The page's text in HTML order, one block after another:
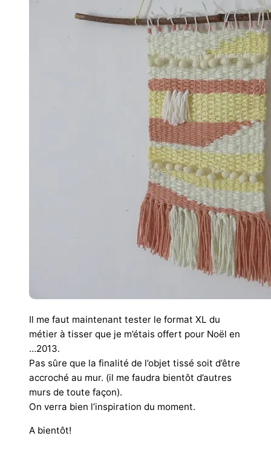
Il me faut maintenant tester le format XL du
métier à tisser que je m’étais offert pour Noël en
…2013.
Pas sûre que la finalité de l’objet tissé soit d’être
accroché au mur. (il me faudra bientôt d’autres
murs de toute façon).
On verra bien l’inspiration du moment.
A bientôt!